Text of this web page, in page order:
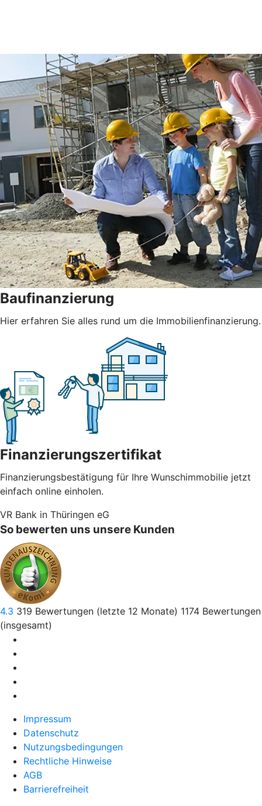
Baufinanzierung
Hier erfahren Sie alles rund um die Immobilienfinanzierung.
Finanzierungszertifikat
Finanzierungsbestätigung für Ihre Wunschimmobilie jetzt
einfach online einholen.
VR Bank in Thüringen eG
So bewerten uns unsere Kunden
4.3 319 Bewertungen (letzte 12 Monate) 1174 Bewertungen
(insgesamt)
Impressum
Datenschutz
Nutzungsbedingungen
Rechtliche Hinweise
AGB
Barrierefreiheit